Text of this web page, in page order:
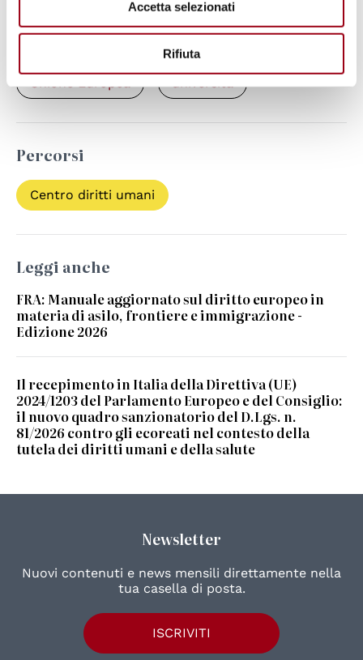
Accetta selezionati
Rifiuta
Unione Europea università
Percorsi
Centro diritti umani
Leggi anche
FRA: Manuale aggiornato sul diritto europeo in
materia di asilo, frontiere e immigrazione -
Edizione 2026
Il recepimento in Italia della Direttiva (UE)
2024/1203 del Parlamento Europeo e del Consiglio:
il nuovo quadro sanzionatorio del D.Lgs. n.
81/2026 contro gli ecoreati nel contesto della
tutela dei diritti umani e della salute
Newsletter
Nuovi contenuti e news mensili direttamente nella
tua casella di posta.
ISCRIVITI